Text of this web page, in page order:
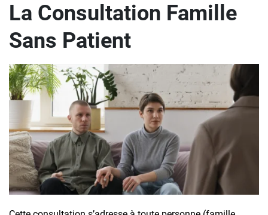
La Consultation Famille
Sans Patient